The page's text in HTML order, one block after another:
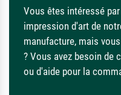
Vous êtes intéressé
impression d'art de
manufacture, mais
? Vous avez besoin de
ou d'aide pour la